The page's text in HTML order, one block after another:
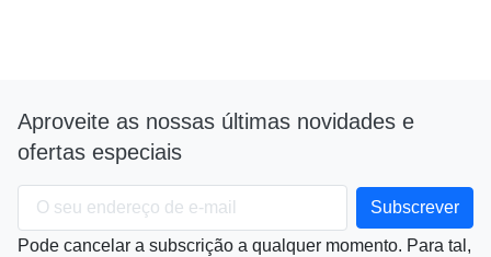
Aproveite as nossas últimas novidades e
ofertas especiais
Pode cancelar a subscrição a qualquer momento. Para tal,